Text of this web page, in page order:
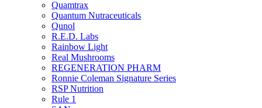
Quamtrax
Quantum Nutraceuticals
Qunol
R.E.D. Labs
Rainbow Light
Real Mushrooms
REGENERATION PHARM
Ronnie Coleman Signature Series
RSP Nutrition
Rule 1